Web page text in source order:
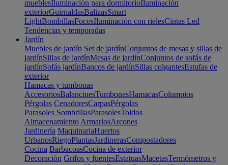
mueblesIluminación para dormitorioIluminación
exteriorGuirnaldasBalizasSmart
LightBombillasFocosIluminación con rielesCintas Led
Tendencias y temporadas
Jardín
Muebles de jardín Set de jardínConjuntos de mesas y sillas de
jardínSillas de jardínMesas de jardínConjuntos de sofás de
jardínSofás jardínBancos de jardínSillas colgantesEstufas de
exterior
Hamacas y tumbonas
AccesoriosBalancinesTumbonasHamacasColumpios
Pérgolas CenadoresCarpasPérgolas
Parasoles SombrillasParasolesToldos
Almacenamiento ArmariosArcones
Jardinería MaquinariaHuertos
UrbanosRiegoPlantasJardinerasCompostadores
Cocina BarbacoasCocina de exterior
Decoración Grifos y fuentesEstatuasMacetasTermómetros y